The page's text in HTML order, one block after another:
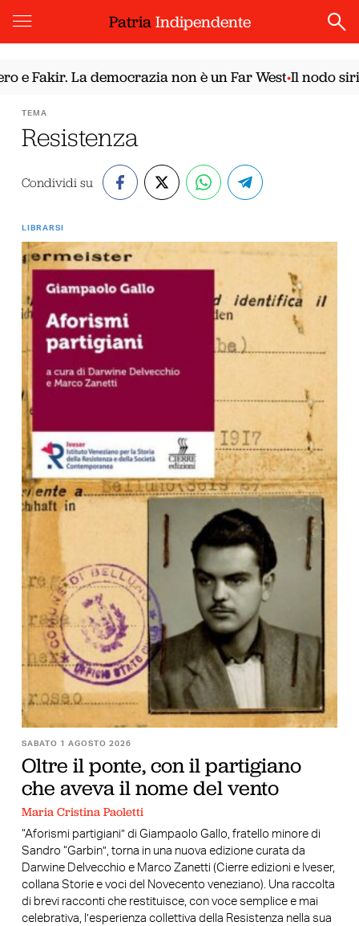
PatriaIndipendente
La democrazia non è un Far West•Il nodo siriano.
TEMA
Resistenza
Condividi su
LIBRARSI
SABATO 1 AGOSTO 2026
Oltre il ponte, con il partigiano
che aveva il nome del vento
Maria Cristina Paoletti
“Aforismi partigiani” di Giampaolo Gallo, fratello minore di
Sandro “Garbin”, torna in una nuova edizione curata da
Darwine Delvecchio e Marco Zanetti (Cierre edizioni e Iveser,
collana Storie e voci del Novecento veneziano). Una raccolta
di brevi racconti che restituisce, con voce semplice e mai
celebrativa, l’esperienza collettiva della Resistenza nella sua